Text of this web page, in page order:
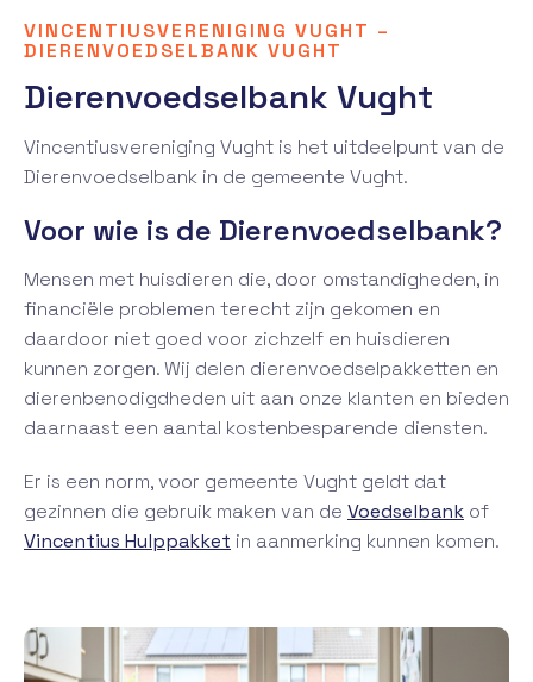
VINCENTIUSVERENIGING VUGHT –
DIERENVOEDSELBANK VUGHT
Dierenvoedselbank Vught
Vincentiusvereniging Vught is het uitdeelpunt van de
Dierenvoedselbank in de gemeente Vught.
Voor wie is de Dierenvoedselbank?
Mensen met huisdieren die, door omstandigheden, in
financiële problemen terecht zijn gekomen en
daardoor niet goed voor zichzelf en huisdieren
kunnen zorgen. Wij delen dierenvoedselpakketten en
dierenbenodigdheden uit aan onze klanten en bieden
daarnaast een aantal kostenbesparende diensten.
Er is een norm, voor gemeente Vught geldt dat
gezinnen die gebruik maken van de Voedselbank of
Vincentius Hulppakket in aanmerking kunnen komen.